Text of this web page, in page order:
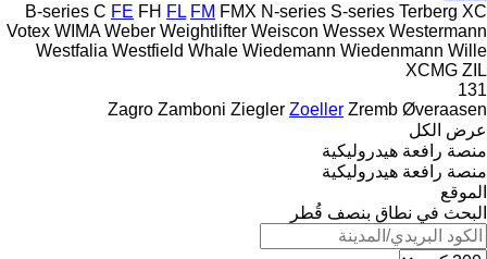
B-series C FE FH FL FM FMX N-series S-series Terberg XC
Votex WIMA Weber Weightlifter Weiscon Wessex Westermann
Westfalia Westfield Whale Wiedemann Wiedenmann Wille
XCMG ZIL
131
Zagro Zamboni Ziegler Zoeller Zremb Øveraasen
عرض الكل
منصة رافعة هيدروليكية
منصة رافعة هيدروليكية
الموقع
البحث في نطاق بنصف قُطر